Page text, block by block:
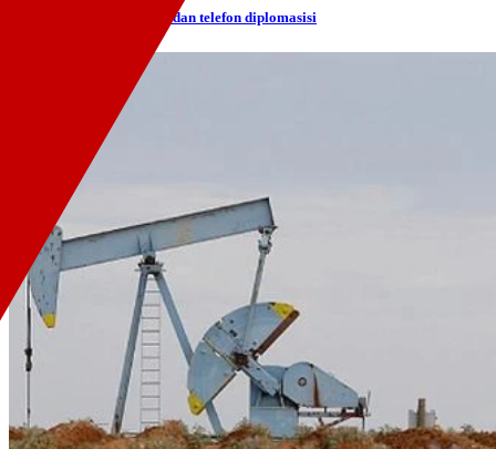
Cumhurbaşkanı Erdoğan'dan telefon diplomasisi